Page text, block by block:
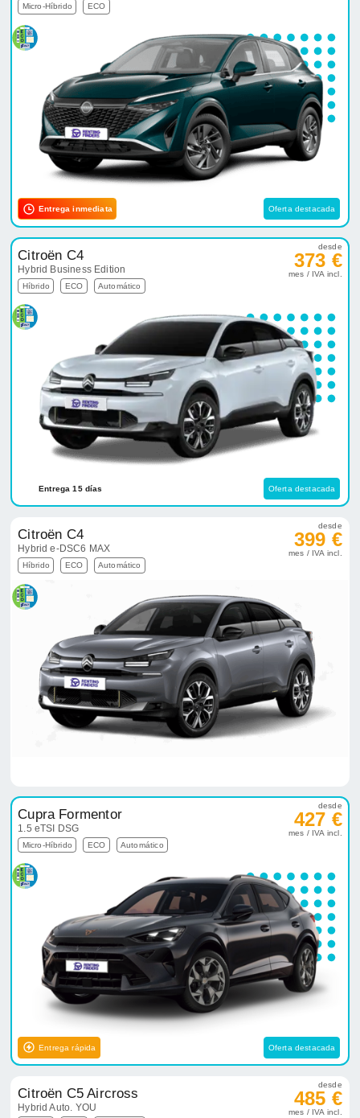
Micro-Híbrido ECO
Entrega inmediata Oferta destacada
Citroën C4
Hybrid Business Edition
Híbrido ECO Automático
desde
373 €
mes / IVA incl.
Entrega 15 días Oferta destacada
Citroën C4
Hybrid e-DSC6 MAX
Híbrido ECO Automático
desde
399 €
mes / IVA incl.
Cupra Formentor
1.5 eTSI DSG
Micro-Híbrido ECO Automático
desde
427 €
mes / IVA incl.
Entrega rápida Oferta destacada
Citroën C5 Aircross
Hybrid Auto. YOU
desde
485 €
mes / IVA incl.